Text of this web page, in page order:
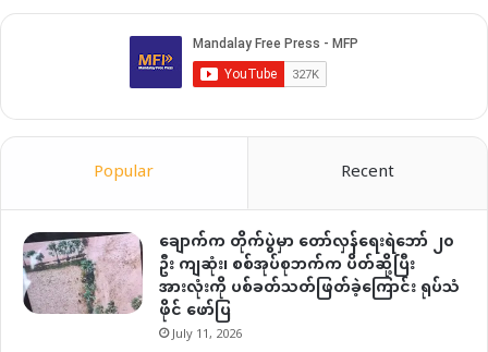
Popular Recent
ချောက်က တိုက်ပွဲမှာ တော်လှန်ရေးရဲဘော် ၂၀
ဦး ကျဆုံး၊ စစ်အုပ်စုဘက်က ပိတ်ဆို့ပြီး
အားလုံးကို ပစ်ခတ်သတ်ဖြတ်ခဲ့ကြောင်း ရုပ်သံ
ဖိုင် ဖော်ပြ
July 11, 2026